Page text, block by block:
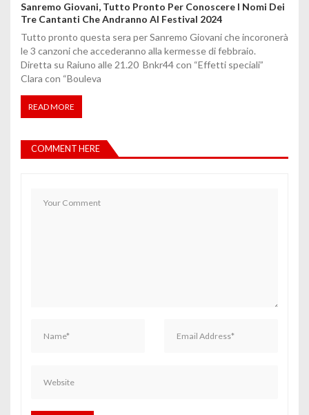
Sanremo Giovani, Tutto Pronto Per Conoscere I Nomi Dei
Tre Cantanti Che Andranno Al Festival 2024
Tutto pronto questa sera per Sanremo Giovani che incoronerà
le 3 canzoni che accederanno alla kermesse di febbraio.
Diretta su Raiuno alle 21.20 Bnkr44 con “Effetti speciali”
Clara con “Bouleva
READ MORE
COMMENT HERE